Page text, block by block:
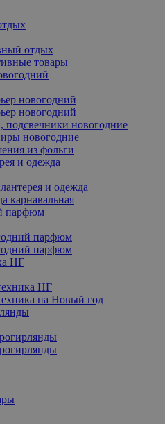
отдых
товары
новогодний
новогодний
подсвечники новогодние
новогодние
из фольги
и одежда
и одежда
карнавальная
парфюм
парфюм
парфюм
НГ
НГ
на Новый год